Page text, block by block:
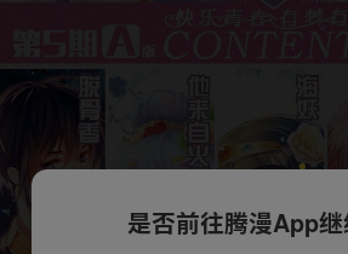
是否前往腾漫App